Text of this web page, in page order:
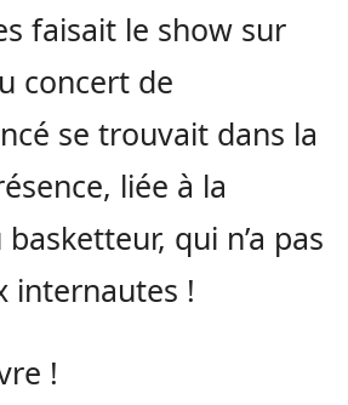
faisait le show sur
concert de
se trouvait dans la
liée à la
qui n’a pas
internautes !
!